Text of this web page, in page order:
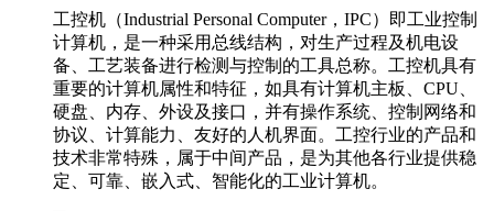
工控机（Industrial Personal Computer，IPC）即工业控制
计算机，是一种采用总线结构，对生产过程及机电设
备、工艺装备进行检测与控制的工具总称。工控机具有
重要的计算机属性和特征，如具有计算机主板、CPU、
硬盘、内存、外设及接口，并有操作系统、控制网络和
协议、计算能力、友好的人机界面。工控行业的产品和
技术非常特殊，属于中间产品，是为其他各行业提供稳
定、可靠、嵌入式、智能化的工业计算机。